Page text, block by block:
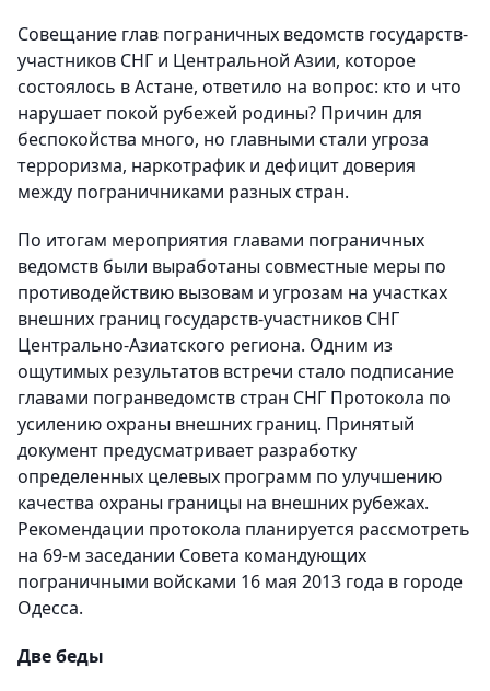
Совещание глав пограничных ведомств государств-
участников СНГ и Центральной Азии, которое
состоялось в Астане, ответило на вопрос: кто и что
нарушает покой рубежей родины? Причин для
беспокойства много, но главными стали угроза
терроризма, наркотрафик и дефицит доверия
между пограничниками разных стран.
По итогам мероприятия главами пограничных
ведомств были выработаны совместные меры по
противодействию вызовам и угрозам на участках
внешних границ государств-участников СНГ
Центрально-Азиатского региона. Одним из
ощутимых результатов встречи стало подписание
главами погранведомств стран СНГ Протокола по
усилению охраны внешних границ. Принятый
документ предусматривает разработку
определенных целевых программ по улучшению
качества охраны границы на внешних рубежах.
Рекомендации протокола планируется рассмотреть
на 69-м заседании Совета командующих
пограничными войсками 16 мая 2013 года в городе
Одесса.
Две беды